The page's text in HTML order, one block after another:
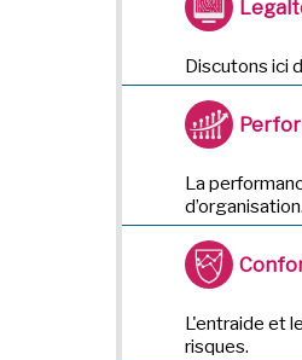
Discutons ici
La
L'entraide et
risques.